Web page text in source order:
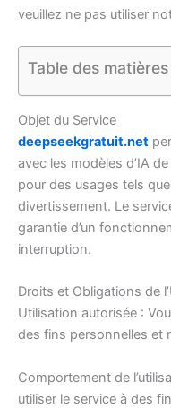
veuillez ne pas utiliser
Table des matières
Objet du Service
deepseekgratuit.net
avec les modèles d’IA
pour des usages tels
divertissement. Le
garantie d’un
interruption.
Droits et Obligations de
Utilisation autorisée :
des fins personnelles et
Comportement de
utiliser le service à des